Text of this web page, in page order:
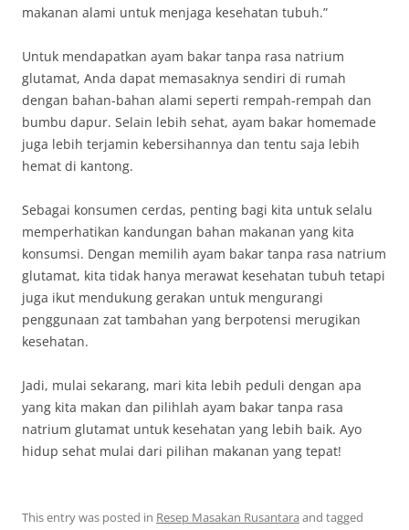
makanan alami untuk menjaga kesehatan tubuh.”
Untuk mendapatkan ayam bakar tanpa rasa natrium
glutamat, Anda dapat memasaknya sendiri di rumah
dengan bahan-bahan alami seperti rempah-rempah dan
bumbu dapur. Selain lebih sehat, ayam bakar homemade
juga lebih terjamin kebersihannya dan tentu saja lebih
hemat di kantong.
Sebagai konsumen cerdas, penting bagi kita untuk selalu
memperhatikan kandungan bahan makanan yang kita
konsumsi. Dengan memilih ayam bakar tanpa rasa natrium
glutamat, kita tidak hanya merawat kesehatan tubuh tetapi
juga ikut mendukung gerakan untuk mengurangi
penggunaan zat tambahan yang berpotensi merugikan
kesehatan.
Jadi, mulai sekarang, mari kita lebih peduli dengan apa
yang kita makan dan pilihlah ayam bakar tanpa rasa
natrium glutamat untuk kesehatan yang lebih baik. Ayo
hidup sehat mulai dari pilihan makanan yang tepat!
This entry was posted in Resep Masakan Rusantara and tagged